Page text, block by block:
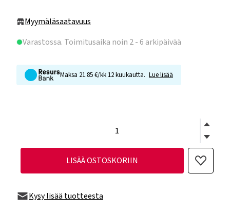
Myymäläsaatavuus
Varastossa. Toimitusaika noin 2 - 6 arkipäivää
Maksa 21.85 €/kk 12 kuukautta. Lue lisää
LISÄÄ OSTOSKORIIN
Kysy lisää tuotteesta